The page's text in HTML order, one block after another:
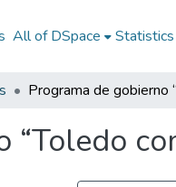
All of DSpace Statistics
“Toledo